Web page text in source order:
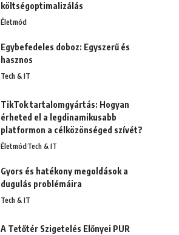
költségoptimalizálás
Életmód
Egybefedeles doboz: Egyszerű és
hasznos
Tech & IT
TikTok tartalomgyártás: Hogyan
érheted el a legdinamikusabb
platformon a célközönséged szívét?
ÉletmódTech & IT
Gyors és hatékony megoldások a
dugulás problémáira
Tech & IT
A Tetőtér Szigetelés Előnyei PUR